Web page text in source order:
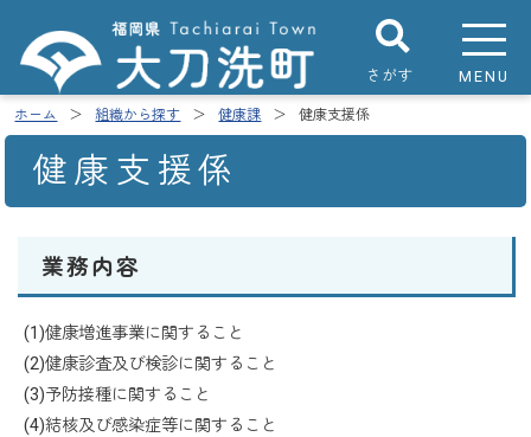
さがす MENU
ホーム 組織から探す 健康課 健康支援係
健康支援係
業務内容
(1)健康増進事業に関すること
(2)健康診査及び検診に関すること
(3)予防接種に関すること
(4)結核及び感染症等に関すること